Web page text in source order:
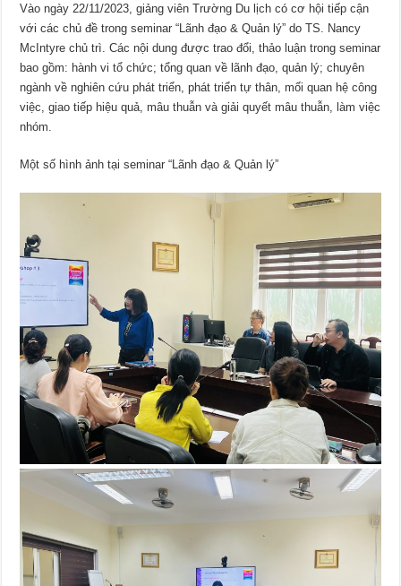
Vào ngày 22/11/2023, giảng viên Trường Du lịch có cơ hội tiếp cận
với các chủ đề trong seminar “Lãnh đạo & Quản lý” do TS. Nancy
McIntyre chủ trì. Các nội dung được trao đổi, thảo luận trong seminar
bao gồm: hành vi tổ chức; tổng quan về lãnh đạo, quản lý; chuyên
ngành về nghiên cứu phát triển, phát triển tự thân, mối quan hệ công
việc, giao tiếp hiệu quả, mâu thuẫn và giải quyết mâu thuẫn, làm việc
nhóm.
Một số hình ảnh tại seminar “Lãnh đạo & Quản lý”